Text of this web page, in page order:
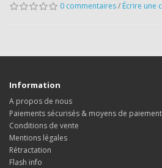
0 commentaires/ Écrire une
Information
A propos de nous
Paiements sécurisés & moyens de paiement
Conditions de vente
Mentions légales
Rétractation
Flash info